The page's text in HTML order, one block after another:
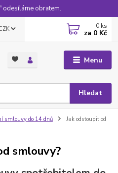
odesíláme obratem.
Menu
Hledat
0 ks
za 0 Kč
smlouvy do 14 dnů
Jak odstoupit od
smlouvy?